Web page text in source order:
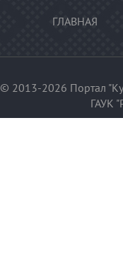
ГЛАВНАЯ
© 2013-2026 Портал
ГАУК